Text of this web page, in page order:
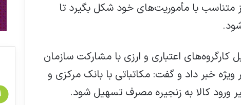
با مأموریت‌های خود شکل بگیرد تا
اعتباری و ارزی با مشارکت سازمان
خبر داد و گفت: مکاتباتی با بانک مرکزی و
ورود کالا به زنجیره مصرف تسهیل شود.